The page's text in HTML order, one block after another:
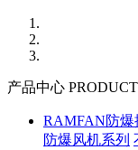
产品中心 PRODUCT
RAMFAN防爆
防爆风机系列